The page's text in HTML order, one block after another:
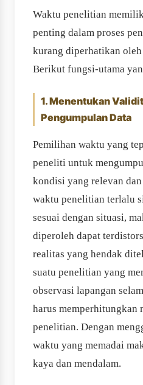
Waktu penelitian
penting dalam proses
kurang diperhatikan
Berikut fungsi-utama
1. Menentukan
Pengumpulan Data
Pemilihan waktu yang
peneliti untuk
kondisi yang relevan
waktu penelitian terlalu
sesuai dengan situasi,
diperoleh dapat
realitas yang hendak
suatu penelitian yang
observasi lapangan
harus memperhitungkan
penelitian. Dengan
waktu yang memadai
kaya dan mendalam.